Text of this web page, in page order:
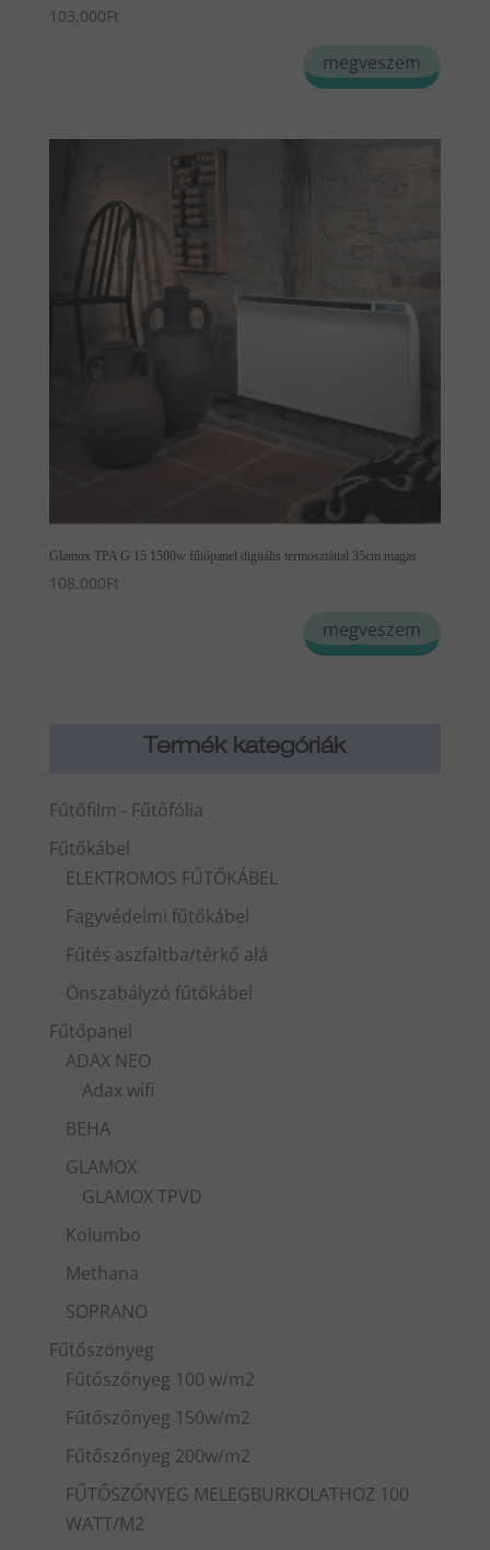
103,000Ft
megveszem
Glamox TPA G 15 1500w fűtőpanel digitális termosztáttal 35cm magas
108,000Ft
megveszem
Termék kategóriák
Fűtőfilm - Fűtőfólia
Fűtőkábel
ELEKTROMOS FŰTŐKÁBEL
Fagyvédelmi fűtőkábel
Fűtés aszfaltba/térkő alá
Önszabályzó fűtőkábel
Fűtőpanel
ADAX NEO
Adax wifi
BEHA
GLAMOX
GLAMOX TPVD
Kolumbo
Methana
SOPRANO
Fűtőszönyeg
Fűtőszőnyeg 100 w/m2
Fűtőszőnyeg 150w/m2
Fűtőszőnyeg 200w/m2
FŰTŐSZŐNYEG MELEGBURKOLATHOZ 100
WATT/M2